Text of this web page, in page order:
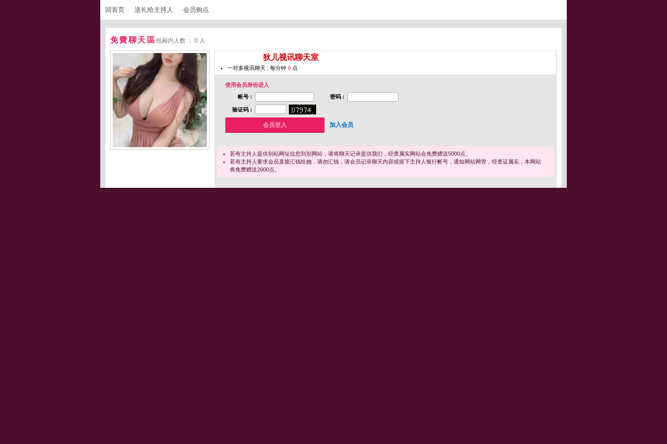
回首页 送礼给主持人 会员购点
免費聊天區包厢内人数 ： 0 人
狄儿视讯聊天室
一对多视讯聊天 : 每分钟 6 点
使用会员身份进入
帐号 :
密码 :
验证码 :
加入会员
若有主持人提供别站网址拉您到别网站，请将聊天记录提供我们，经查属实网站会免费赠送5000点。
若有主持人要求会员直接汇钱给她，请勿汇钱，请会员记录聊天内容或留下主持人银行帐号，通知网站网管，经查证属实，本网站
将免费赠送2000点。